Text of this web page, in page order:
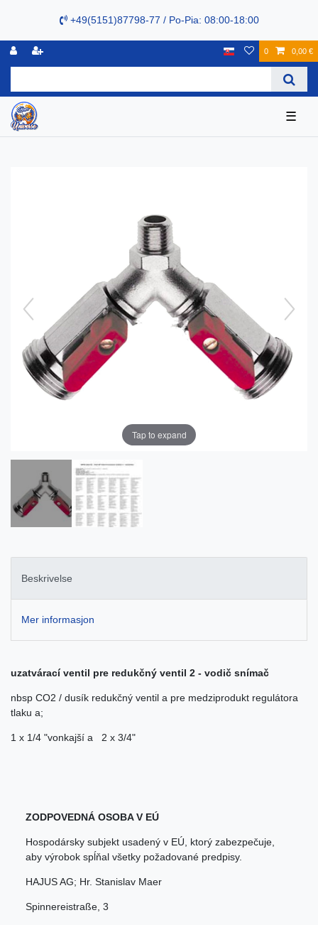
+49(5151)87798-77 / Po-Pia: 08:00-18:00
0 0,00 €
☰
Tap to expand
Beskrivelse
Mer informasjon
uzatvárací ventil pre redukčný ventil 2 - vodič snímač
nbsp CO2 / dusík redukčný ventil a pre medziprodukt regulátora
tlaku a;
1 x 1/4 "vonkajší a 2 x 3/4"
ZODPOVEDNÁ OSOBA V EÚ
Hospodársky subjekt usadený v EÚ, ktorý zabezpečuje,
aby výrobok spĺňal všetky požadované predpisy.
HAJUS AG; Hr. Stanislav Maer
Spinnereistraße 3